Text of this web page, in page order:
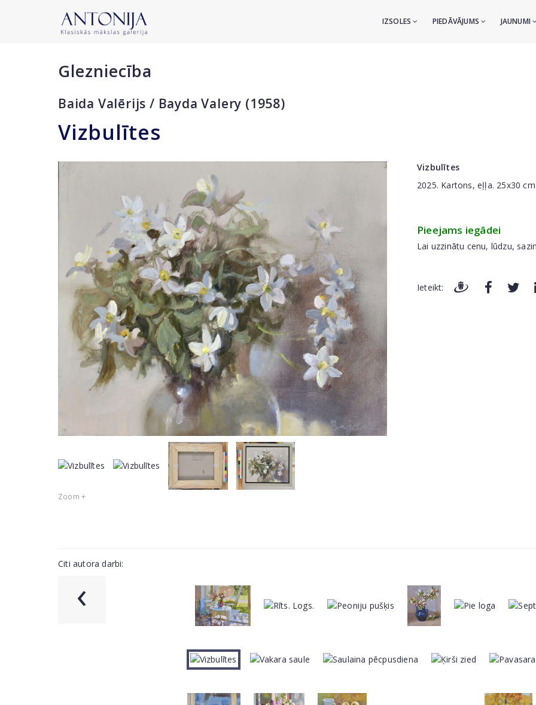
IZSOLES PIEDĀVĀJUMS JAUNUMI
Glezniecība
Baida Valērijs / Bayda Valery (1958)
Vizbulītes
Zoom +
Vizbulītes
2025. Kartons, eļļa. 25x30 cm
Pieejams iegādei
Lai uzzinātu cenu, lūdzu,
Ieteikt:
Citi autora darbi:
‹